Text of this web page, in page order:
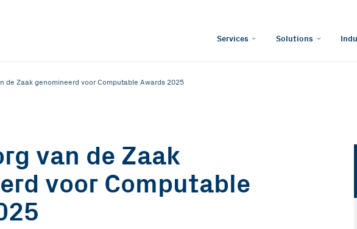
Services Solutions
de Zaak genomineerd voor Computable Awards 2025
van de Zaak
voor Computable